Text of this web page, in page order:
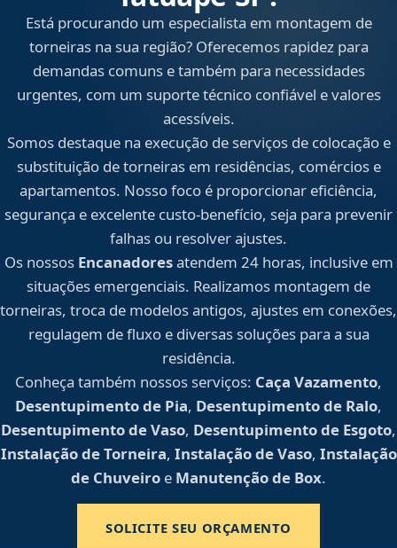
Está procurando um especialista em montagem de
torneiras na sua região? Oferecemos rapidez para
demandas comuns e também para necessidades
urgentes, com um suporte técnico confiável e valores
acessíveis.
Somos destaque na execução de serviços de colocação e
substituição de torneiras em residências, comércios e
apartamentos. Nosso foco é proporcionar eficiência,
segurança e excelente custo-benefício, seja para prevenir
falhas ou resolver ajustes.
Os nossos Encanadoresatendem 24 horas, inclusive em
situações emergenciais. Realizamos montagem de
torneiras, troca de modelos antigos, ajustes em conexões,
regulagem de fluxo e diversas soluções para a sua
residência.
Conheça também nossos serviços: Caça Vazamento,
Desentupimento de Pia, Desentupimento de Ralo,
Desentupimento de Vaso, Desentupimento de Esgoto,
Instalação de Torneira, Instalação de Vaso, Instalação
de Chuveiro e Manutenção de Box.
SOLICITE SEU ORÇAMENTO